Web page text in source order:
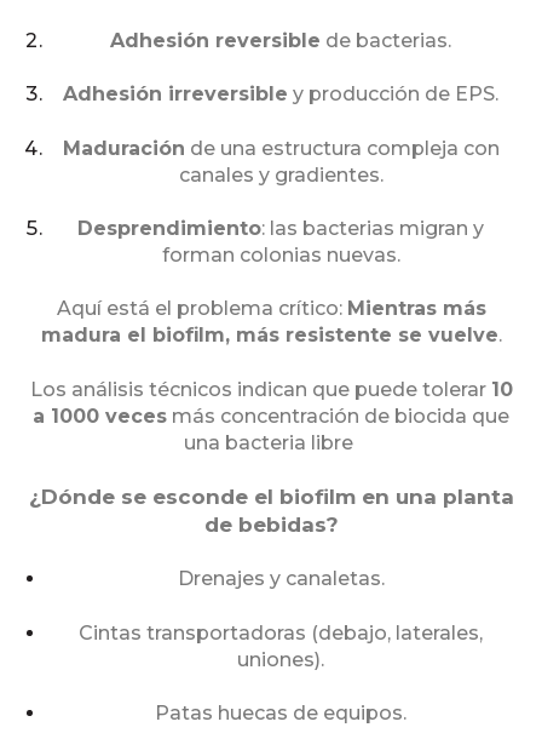
Adhesión reversible de bacterias.
Adhesión irreversible y producción de EPS.
Maduración de una estructura compleja con
canales y gradientes.
Desprendimiento: las bacterias migran y
forman colonias nuevas.
Aquí está el problema crítico: Mientras más
madura el biofilm, más resistente se vuelve.
Los análisis técnicos indican que puede tolerar 10
a 1000 veces más concentración de biocida que
una bacteria libre
¿Dónde se esconde el biofilm en una planta
de bebidas?
Drenajes y canaletas.
Cintas transportadoras (debajo, laterales,
uniones).
Patas huecas de equipos.